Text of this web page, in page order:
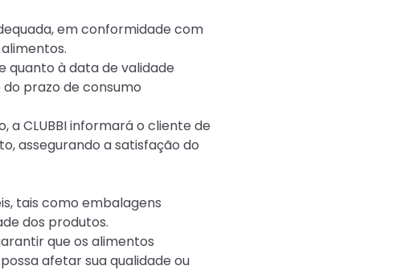
em conformidade com
quanto à data de validade
prazo de consumo
a CLUBBI informará o cliente de
assegurando a satisfação do
tais como embalagens
dos produtos.
que os alimentos
afetar sua qualidade ou